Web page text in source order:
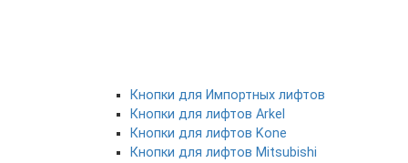
Кнопки для Импортных лифтов
Кнопки для лифтов Arkel
Кнопки для лифтов Kone
Кнопки для лифтов Mitsubishi